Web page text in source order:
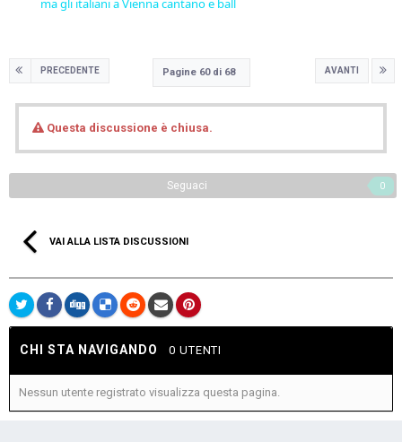
PRECEDENTE AVANTI
Pagine 60 di 68
Questa discussione è chiusa.
Seguaci 0
VAI ALLA LISTA DISCUSSIONI
CHI STA NAVIGANDO 0 UTENTI
Nessun utente registrato visualizza questa pagina.